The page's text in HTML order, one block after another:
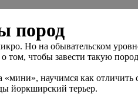
пород
Но на обывательском
том, чтобы завести такую
научимся как отличить
йоркширский терьер.